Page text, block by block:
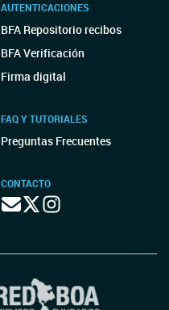
AUTENTICACIONES
BFA Repositorio recibos
BFA Verificación
Firma digital
FAQ Y TUTORIALES
Preguntas Frecuentes
CONTACTO